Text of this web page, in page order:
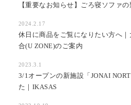
【重要なお知らせ】ごろ寝ソファ
2024.2.17
休日に商品をご覧になりたい方へ
合(U ZONE)のご案内
2023.3.1
3/1オープンの新施設「JONAI
た｜IKASAS